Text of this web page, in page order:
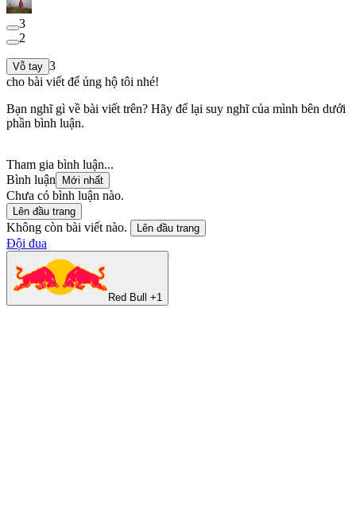
3
2
Vỗ tay 3
cho bài viết để ủng hộ tôi nhé!
Bạn nghĩ gì về bài viết trên? Hãy để lại suy nghĩ của mình bên dưới
phần bình luận.
Tham gia bình luận...
Bình luận
Mới nhất
Chưa có bình luận nào.
Lên đầu trang
Không còn bài viết nào. Lên đầu trang
Đội đua
Red Bull +1